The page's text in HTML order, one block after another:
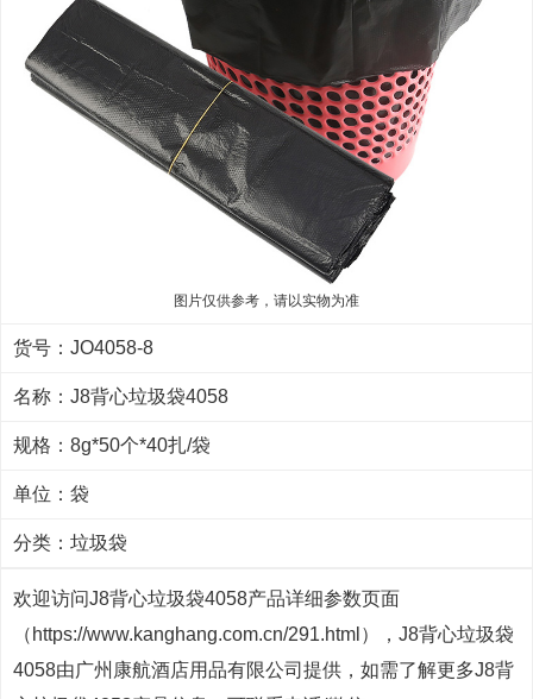
图片仅供参考，请以实物为准
货号：JO4058-8
名称：J8背心垃圾袋4058
规格：8g*50个*40扎/袋
单位：袋
分类： 垃圾袋
欢迎访问J8背心垃圾袋4058产品详细参数页面
（https://www.kanghang.com.cn/291.html），J8背心垃圾袋
4058由广州康航酒店用品有限公司提供，如需了解更多J8背